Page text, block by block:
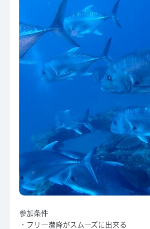
参加条件
・フリー潜降がスムーズに出来る